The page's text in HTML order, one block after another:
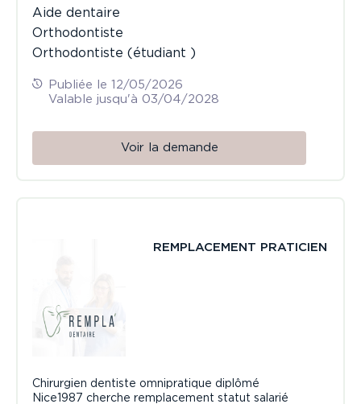
Aide dentaire
Orthodontiste
Orthodontiste (étudiant )
Publiée le 12/05/2026
Valable jusqu'à 03/04/2028
Voir la demande
REMPLACEMENT PRATICIEN
Chirurgien dentiste omnipratique diplômé
Nice1987 cherche remplacement statut salarié